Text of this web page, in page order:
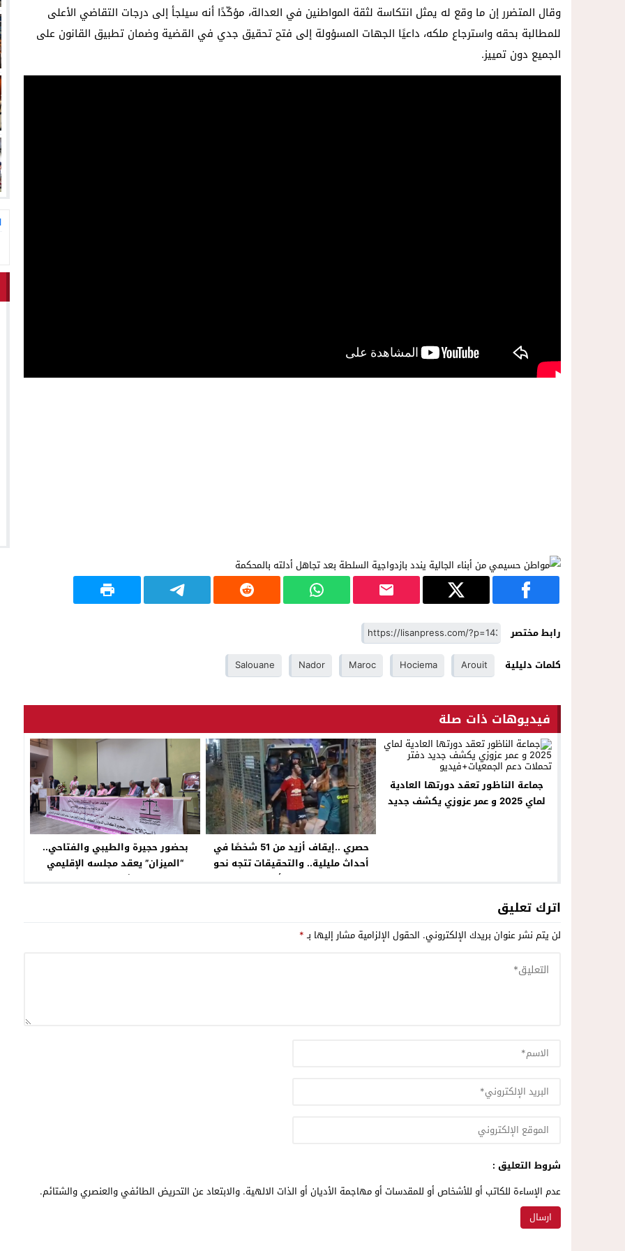
14:57 داخل المحكمة..زوجة تمزق أوراق الطلاق وتحتضن زوجها في لحظة أعادت الأمل 13:06 المغاربةةصف واحد لموجهة
وقال المتضرر إن ما وقع له يمثل انتكاسة لثقة المواطنين في العدالة، مؤكّدًا أنه سيلجأ إلى درجات التقاضي الأعلى
للمطالبة بحقه واسترجاع ملكه، داعيًا الجهات المسؤولة إلى فتح تحقيق جدي في القضية وضمان تطبيق القانون على
الجميع دون تمييز.
رابط مختصر
كلمات دليلية
Arouit
Hociema
Maroc
Nador
Salouane
فيديوهات ذات صلة
جماعة الناظور تعقد دورتها العادية
لماي 2025 و عمر عزوزي يكشف جديد
حصري ..إيقاف أزيد من 51 شخصًا في
أحداث مليلية.. والتحقيقات تتجه نحو
تهم جنائية وإلحاق أضرار بممتلكات
بحضور حجيرة والطيبي والفتاحي..
“الميزان” يعقد مجلسه الإقليمي
بالناظور تحت شعار العدالة المجالية
اترك تعليق
لن يتم نشر عنوان بريدك الإلكتروني. الحقول الإلزامية مشار إليها بـ*
شروط التعليق :
عدم الإساءة للكاتب أو للأشخاص أو للمقدسات أو مهاجمة الأديان أو الذات الالهية. والابتعاد عن التحريض الطائفي والعنصري والشتائم.